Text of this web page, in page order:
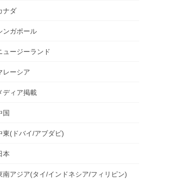
ナダ
ンガポール
ュージーランド
レーシア
ディア掲載
国
東(ドバイ/アブダビ)
本
南アジア(タイ/インドネシア/フィリピン)